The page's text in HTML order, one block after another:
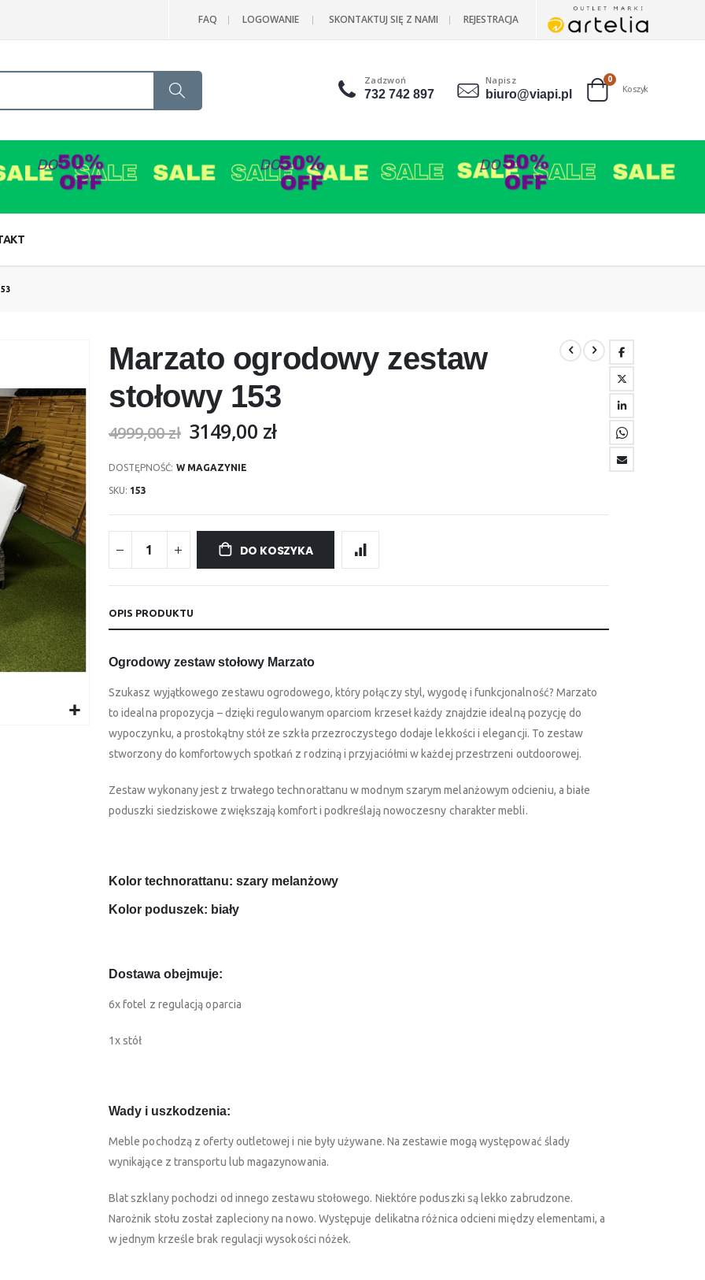
FAQ LOGOWANIE SKONTAKTUJ SIĘ Z NAMI REJESTRACJA
Zadzwoń
732 742 897
Napisz
biuro@viapi.pl Cart
0produkty
Koszyk
Marzato ogrodowy zestaw
stołowy 153
4999,00 zł 3149,00 zł
DOSTĘPNOŚĆ: W MAGAZYNIE
SKU 153
DO KOSZYKA
OPIS PRODUKTU
Ogrodowy zestaw stołowy Marzato
Szukasz wyjątkowego zestawu ogrodowego, który połączy styl, wygodę i funkcjonalność? Marzato
to idealna propozycja – dzięki regulowanym oparciom krzeseł każdy znajdzie idealną pozycję do
wypoczynku, a prostokątny stół ze szkła przezroczystego dodaje lekkości i elegancji. To zestaw
stworzony do komfortowych spotkań z rodziną i przyjaciółmi w każdej przestrzeni outdoorowej.
Zestaw wykonany jest z trwałego technorattanu w modnym szarym melanżowym odcieniu, a białe
poduszki siedziskowe zwiększają komfort i podkreślają nowoczesny charakter mebli.
Kolor technorattanu: szary melanżowy
Kolor poduszek: biały
Dostawa obejmuje:
6x fotel z regulacją oparcia
1x stół
Wady i uszkodzenia:
Meble pochodzą z oferty outletowej i nie były używane. Na zestawie mogą występować ślady
wynikające z transportu lub magazynowania.
Blat szklany pochodzi od innego zestawu stołowego. Niektóre poduszki są lekko zabrudzone.
Narożnik stołu został zapleciony na nowo. Występuje delikatna różnica odcieni między elementami, a
w jednym krześle brak regulacji wysokości nóżek.